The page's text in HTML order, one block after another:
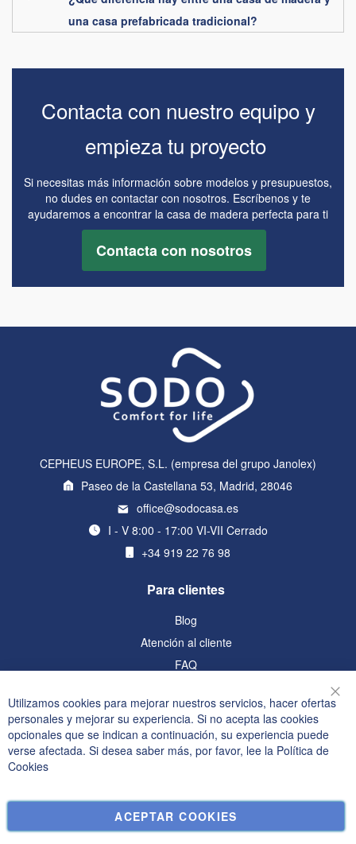
una casa prefabricada tradicional?
Contacta con nuestro equipo y
empieza tu proyecto
Si necesitas más información sobre modelos y presupuestos,
no dudes en contactar con nosotros. Escríbenos y te
ayudaremos a encontrar la casa de madera perfecta para ti
Contacta con nosotros
CEPHEUS EUROPE, S.L. (empresa del grupo Janolex)
Paseo de la Castellana 53, Madrid, 28046
office@sodocasa.es
I - V 8:00 - 17:00 VI-VII Cerrado
+34 919 22 76 98
Para clientes
Blog
Atención al cliente
FAQ
Información
Política de privacidad y cookies
Términos de búsqueda
Pedidos y devoluciones
Contáctenos
Utilizamos cookies para mejorar nuestros servicios, hacer ofertas
personales y mejorar su experiencia. Si no acepta las cookies
opcionales que se indican a continuación, su experiencia puede
verse afectada. Si desea saber más, por favor, lee la Política de
Cookies
ACEPTAR COOKIES